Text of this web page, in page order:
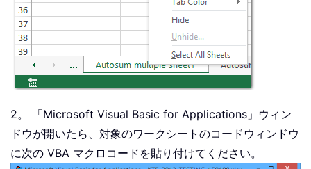
2。 「Microsoft Visual Basic for Applications」ウィン
ドウが開いたら、対象のワークシートのコードウィンドウ
に次の VBA マクロコードを貼り付けてください。